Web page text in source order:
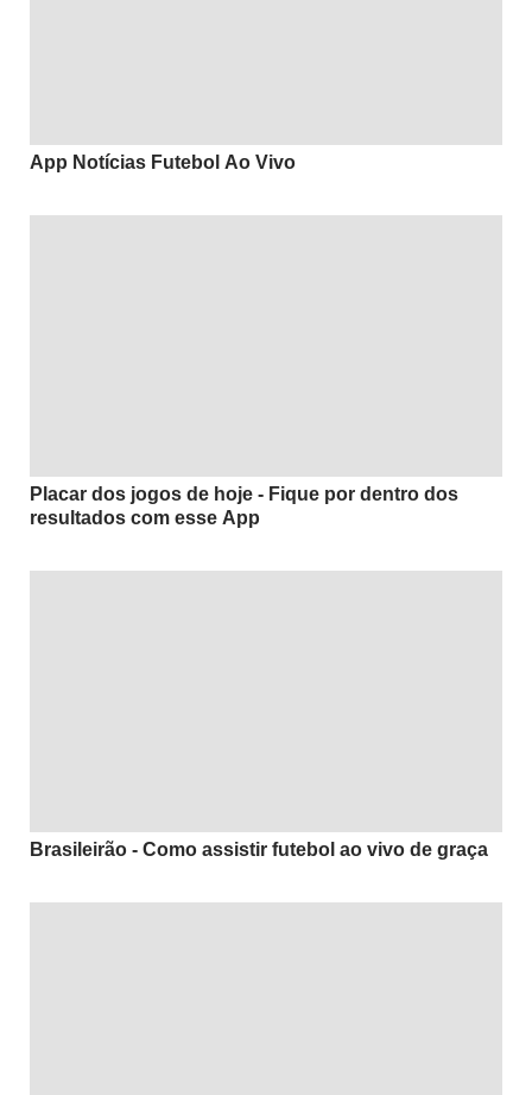
App Notícias Futebol Ao Vivo
Placar dos jogos de hoje - Fique por dentro dos
resultados com esse App
Brasileirão - Como assistir futebol ao vivo de graça